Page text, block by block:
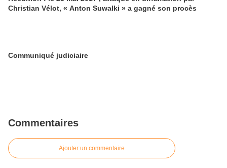
Christian Vélot, « Anton Suwalki » a gagné son procès
Communiqué judiciaire
Commentaires
Ajouter un commentaire